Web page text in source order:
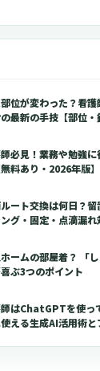
位が変わった？看
最新の手技【部位・
必見！業務や勉強
料あり・2026年版】
ート交換は何日？
グ・固定・点滴漏
ームの部屋着？ 「
ぶ3つのポイント
はChatGPTを使っ
える生成AI活用術